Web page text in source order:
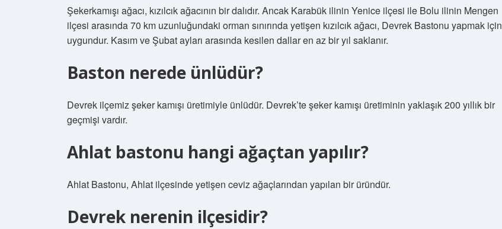
Şekerkamışı ağacı, kızılcık ağacının bir dalıdır. Ancak Karabük ilinin Yenice ilçesi ile Bolu ilinin Mengen
ilçesi arasında 70 km uzunluğundaki orman sınırında yetişen kızılcık ağacı, Devrek Bastonu yapmak için
uygundur. Kasım ve Şubat ayları arasında kesilen dallar en az bir yıl saklanır.
Baston nerede ünlüdür?
Devrek ilçemiz şeker kamışı üretimiyle ünlüdür. Devrek’te şeker kamışı üretiminin yaklaşık 200 yıllık bir
geçmişi vardır.
Ahlat bastonu hangi ağaçtan yapılır?
Ahlat Bastonu, Ahlat ilçesinde yetişen ceviz ağaçlarından yapılan bir üründür.
Devrek nerenin ilçesidir?